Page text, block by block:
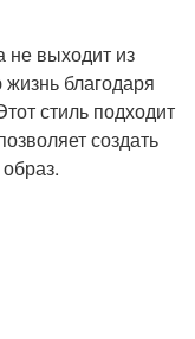
не выходит из
благодаря
стиль подходит
создать